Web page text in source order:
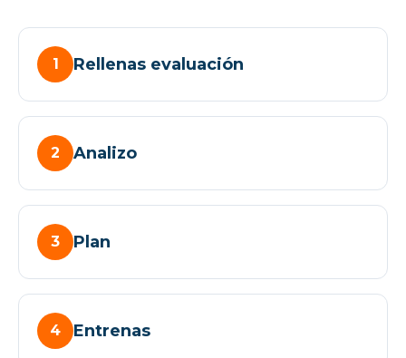
1 Rellenas evaluación
2 Analizo
3 Plan
4 Entrenas